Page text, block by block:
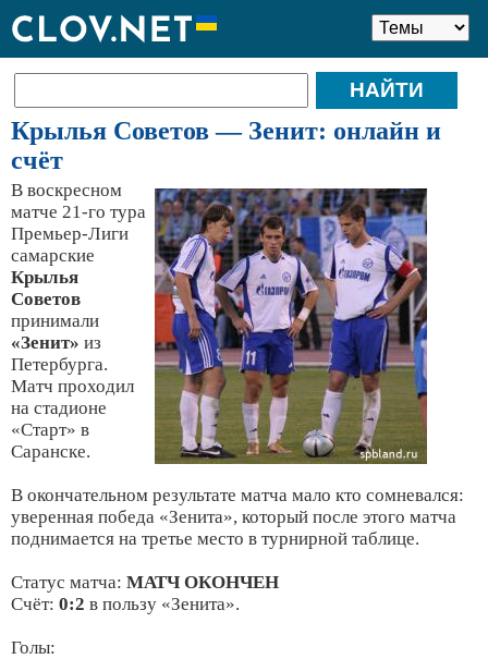
Крылья Советов — Зенит: онлайн и
счёт
В воскресном
матче 21-го тура
Премьер-Лиги
самарские
Крылья
Советов
принимали
«Зенит» из
Петербурга.
Матч проходил
на стадионе
«Старт» в
Саранске.
В окончательном результате матча мало кто сомневался:
уверенная победа «Зенита», который после этого матча
поднимается на третье место в турнирной таблице.
Статус матча: МАТЧ ОКОНЧЕН
Счёт: 0:2 в пользу «Зенита».
Голы: